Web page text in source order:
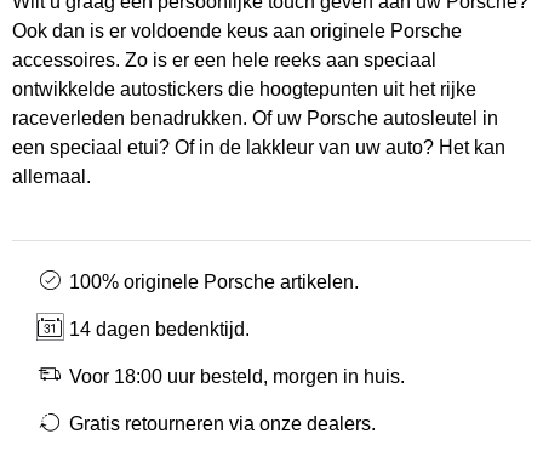
Ook dan is er voldoende keus aan originele Porsche
accessoires. Zo is er een hele reeks aan speciaal
ontwikkelde autostickers die hoogtepunten uit het rijke
raceverleden benadrukken. Of uw Porsche autosleutel in
een speciaal etui? Of in de lakkleur van uw auto? Het kan
allemaal.
100% originele Porsche artikelen.
14 dagen bedenktijd.
Voor 18:00 uur besteld, morgen in huis.
Gratis retourneren via onze dealers.